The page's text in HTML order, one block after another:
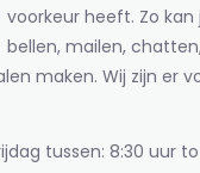
voorkeur heeft. Zo
bellen, mailen,
maken. Wij zijn er
tussen: 8:30 uur